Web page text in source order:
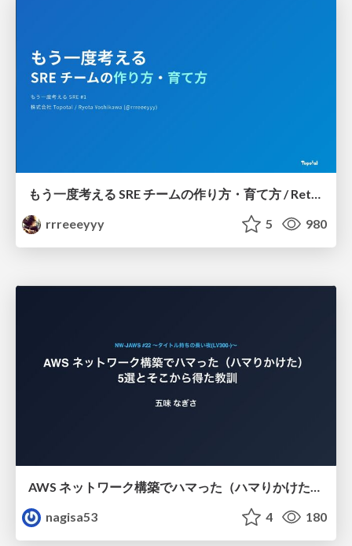
もう一度考える SRE チームの作り方・育て方 / Rethinking SRE #1: Building and Growing SRE Teams
rrreeeyyy
5 980
nagisa53
4 180